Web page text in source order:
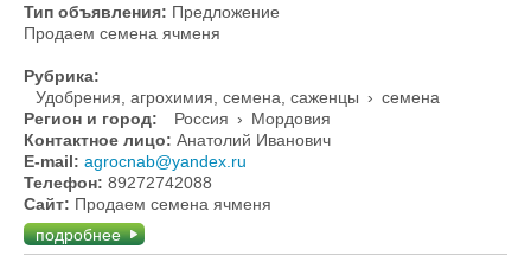
Тип объявления: Предложение
Продаем семена ячменя
Рубрика:
Удобрения, агрохимия, семена, саженцы › семена
Регион и город:
Россия › Мордовия
Контактное лицо: Анатолий Иванович
E-mail: agrocnab@yandex.ru
Телефон: 89272742088
Сайт: Продаем семена ячменя
подробнее